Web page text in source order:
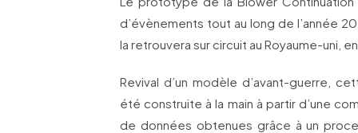
d’évènements tout au long de l’année
la retrouvera sur circuit au Royaume-uni,
Revival d’un modèle d’avant-guerre,
été construite à la main à partir d’une
de données obtenues grâce à un